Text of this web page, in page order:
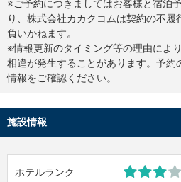
※ご予約につきましてはお客様と宿泊
り、株式会社カカクコムは契約の不
負いかねます。
※情報更新のタイミング等の理由によ
相違が発生することがあります。予約
情報をご確認ください。
施設情報
ホテルランク